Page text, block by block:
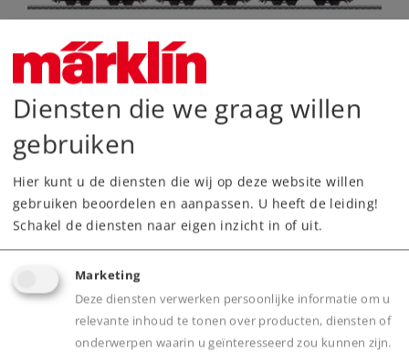
De belangrijkste gegevens
Diensten die we graag willen
gebruiken
Hier kunt u de diensten die wij op deze website willen
gebruiken beoordelen en aanpassen. U heeft de leiding!
Schakel de diensten naar eigen inzicht in of uit.
Marketing
Deze diensten verwerken persoonlijke informatie om u
relevante inhoud te tonen over producten, diensten of
onderwerpen waarin u geïnteresseerd zou kunnen zijn.